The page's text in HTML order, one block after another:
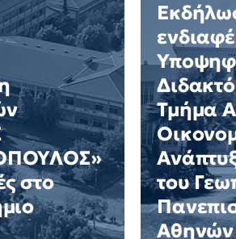
στο
Τμήμα
του
Αθηνών